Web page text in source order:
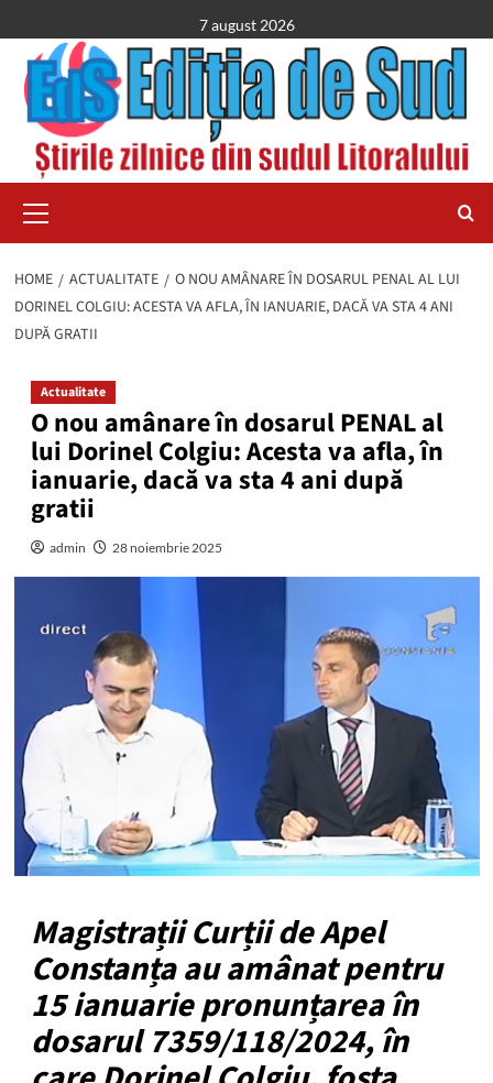
to
content
7 august 2026
Menu
HOME ACTUALITATE
O NOU AMÂNARE ÎN DOSARUL PENAL AL LUI
DORINEL COLGIU: ACESTA VA AFLA, ÎN IANUARIE, DACĂ VA STA 4 ANI
DUPĂ GRATII
Actualitate
O nou amânare în dosarul PENAL al
lui Dorinel Colgiu: Acesta va afla, în
ianuarie, dacă va sta 4 ani după
gratii
admin 28 noiembrie 2025
Magistrații Curții de Apel
Constanța au amânat pentru
15 ianuarie pronunțarea în
dosarul 7359/118/2024, în